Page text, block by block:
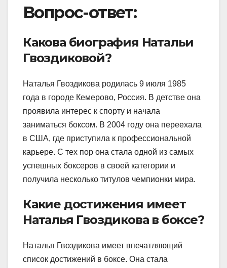
Вопрос-ответ:
Какова биография Натальи
Гвоздиковой?
Наталья Гвоздикова родилась 9 июля 1985
года в городе Кемерово, Россия. В детстве она
проявила интерес к спорту и начала
заниматься боксом. В 2004 году она переехала
в США, где приступила к профессиональной
карьере. С тех пор она стала одной из самых
успешных боксеров в своей категории и
получила несколько титулов чемпионки мира.
Какие достижения имеет
Наталья Гвоздикова в боксе?
Наталья Гвоздикова имеет впечатляющий
список достижений в боксе. Она стала